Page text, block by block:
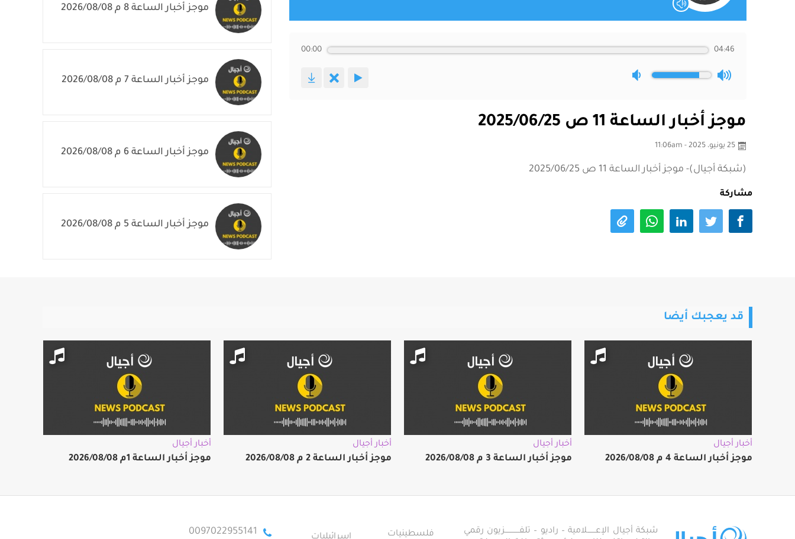
00:00 04:46
موجز أخبار الساعة 11 ص 2025/06/25
25 يونيو، 2025 - 11:06am
(شبكة أجيال)- موجز أخبار الساعة 11 ص 2025/06/25
مشاركة
موجز أخبار الساعة 8 م 2026/08/08
موجز أخبار الساعة 7 م 2026/08/08
موجز أخبار الساعة 6 م 2026/08/08
موجز أخبار الساعة 5 م 2026/08/08
قد يعجبك أيضا
أخبار أجيال
موجز أخبار الساعة 4 م 2026/08/08
أخبار أجيال
موجز أخبار الساعة 3 م 2026/08/08
أخبار أجيال
موجز أخبار الساعة 2 م 2026/08/08
أخبار أجيال
موجز أخبار الساعة 1م 2026/08/08
شبكة أجيال الإعـــــــلامية – راديو – تلفــــــــــــزيون رقمي
فلسطينيات 0097022955141